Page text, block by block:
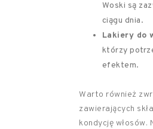
Woski są
ciągu dnia.
Lakiery do
którzy
efektem.
Warto również
zawierających
kondycję włosów.